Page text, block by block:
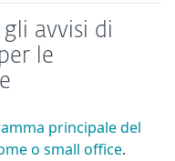
avvisi di
le
principale del
o small office.